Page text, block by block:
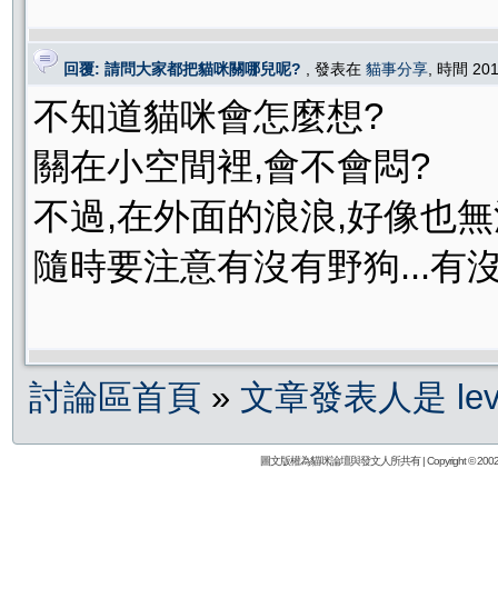
回覆: 請問大家都把貓咪關哪兒呢? , 發表在 貓事分享 , 時間
不知道貓咪會怎麼想?
關在小空間裡,會不會悶?
不過,在外面的浪浪,好像也
隨時要注意有沒有野狗...有
討論區首頁 » 文章發表人是
圖文版權為貓咪論壇與發文人所共有 | Copyright ©